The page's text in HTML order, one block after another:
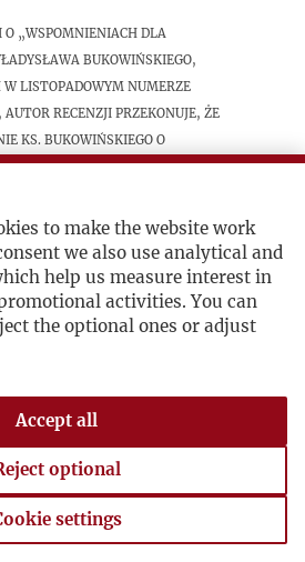
„Wspomnieniach dla
Bukowińskiego,
listopadowym numerze
Autor recenzji przekonuje, że
ks. Bukowińskiego o
naiwne, wywołują
dyskusję między
i nie warto byłoby się
nie pojawiły się one z
łamach Kultury”.
Bukowiński
to make the website work
we also use analytical and
help us measure interest in
activities. You can
the optional ones or adjust
Accept all
optional
settings